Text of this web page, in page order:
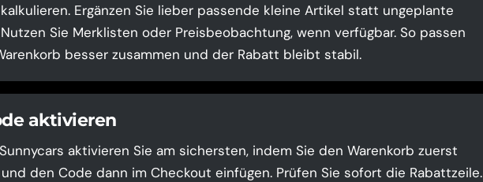
Ergänzen Sie lieber passende kleine Artikel statt ungeplante
Sie Merklisten oder Preisbeobachtung, wenn verfügbar. So passen
besser zusammen und der Rabatt bleibt stabil.
aktivieren
aktivieren Sie am sichersten, indem Sie den Warenkorb zuerst
den Code dann im Checkout einfügen. Prüfen Sie sofort die Rabattzeile.